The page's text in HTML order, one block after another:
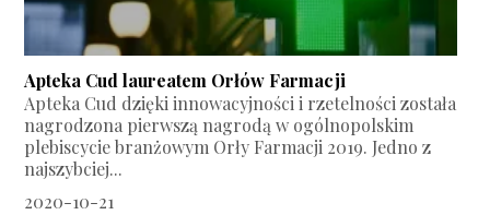
Apteka Cud laureatem Orłów Farmacji
Apteka Cud dzięki innowacyjności i rzetelności została
nagrodzona pierwszą nagrodą w ogólnopolskim
plebiscycie branżowym Orły Farmacji 2019. Jedno z
najszybciej...
2020-10-21